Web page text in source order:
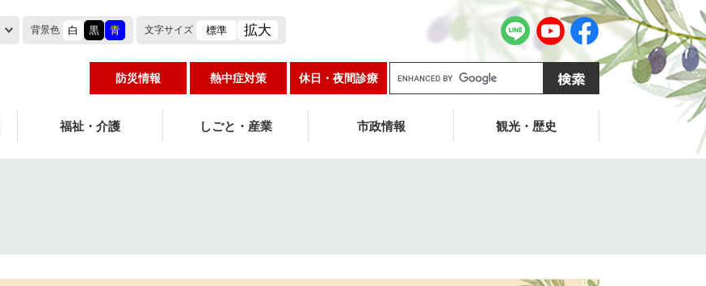
背景色 白 黒 青 文字サイズ 標準 拡大
防災情報 熱中症対策 休日・夜間診療
g
e
福祉・介護 しごと・産業 市政情報 観光・歴史